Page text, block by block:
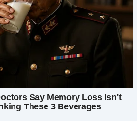
плечами. «Он очень
отозвалась я. — «Он весь
умоляющий взгляд.
Я слишком устала,
посуду, загрузила
вместе с ней
Но все мои мысли были о